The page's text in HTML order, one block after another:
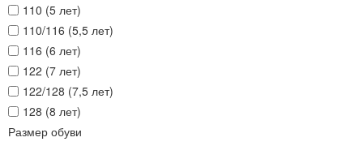
110 (5 лет)
110/116 (5,5 лет)
116 (6 лет)
122 (7 лет)
122/128 (7,5 лет)
128 (8 лет)
Размер обуви